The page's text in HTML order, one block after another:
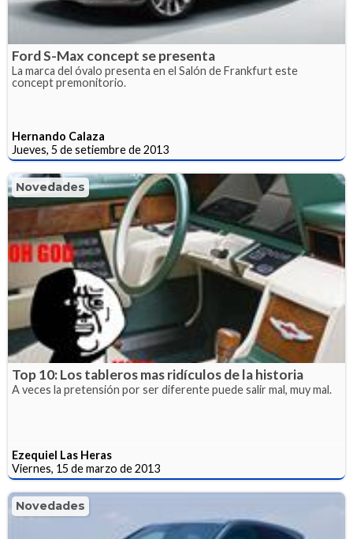
Ford S-Max concept se presenta
La marca del óvalo presenta en el Salón de Frankfurt este
concept premonitorio.
Hernando Calaza
Jueves, 5 de setiembre de 2013
Novedades
Top 10: Los tableros mas ridículos de la historia
A veces la pretensión por ser diferente puede salir mal, muy mal.
Ezequiel Las Heras
Viernes, 15 de marzo de 2013
Novedades